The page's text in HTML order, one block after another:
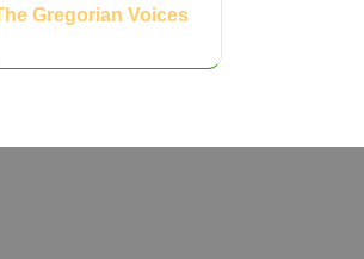
Gregorian Voices